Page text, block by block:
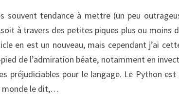
souvent tendance à mettre (un peu
à travers des petites piques plus ou moins
en est un nouveau, mais cependant j’ai
de l’admiration béate, notamment en
préjudiciables pour le langage. Le Python
monde le dit,…